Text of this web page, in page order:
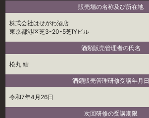
販売場の名称及び所在地
株式会社はせがわ酒店
東京都港区芝3-20-5芝IYビル
酒類販売管理者の氏名
松丸 結
酒類販売管理研修受講年月日
令和7年4月26日
次回研修の受講期限